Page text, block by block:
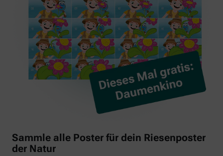
Sammle alle Poster für dein Riesenposter
der Natur